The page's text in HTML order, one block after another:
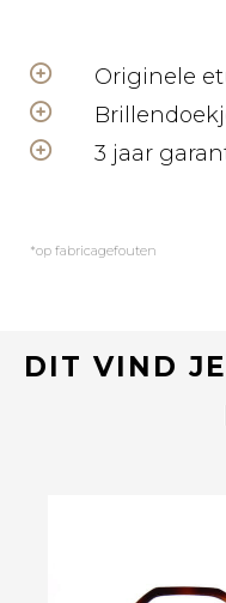
Originele
3 jaar
*op fabricagefouten
DIT VIND